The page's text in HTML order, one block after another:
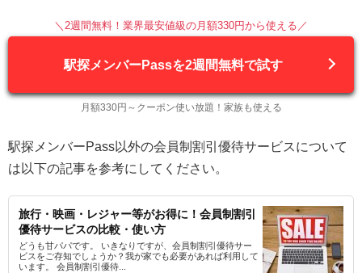
＼2週間無料！業界最安値級の月額330円から使える／
駅探メンバーPassを2週間無料で試す
月額330円～クーポン使い放題！家族も使える
駅探メンバーPass以外の会員制割引優待サービスについて
は以下の記事を参考にしてください。
旅行・映画・レジャー等がお得に！会員制割引
優待サービスの比較・使い方
どうも甘パパです。 いきなりですが、会員制割引優待サー
ビスをご存知でしょうか？我が家でも必要があれば利用して
います。 会員制割引優待...